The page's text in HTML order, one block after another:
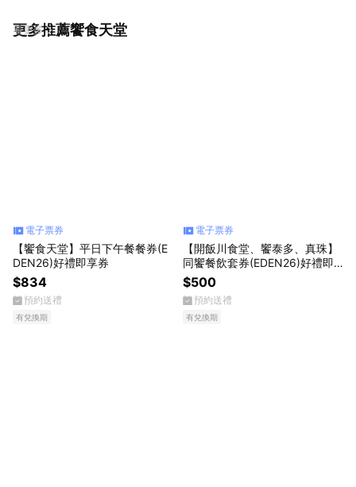
更多推薦饗食天堂
看更多
電子票券
【饗食天堂】平日下午餐餐券(E
DEN26)好禮即享券
$834
預約送禮
有兌換期
電子票券
【開飯川食堂、饗泰多、真珠】
同饗餐飲套券(EDEN26)好禮即
享券
$500
預約送禮
有兌換期